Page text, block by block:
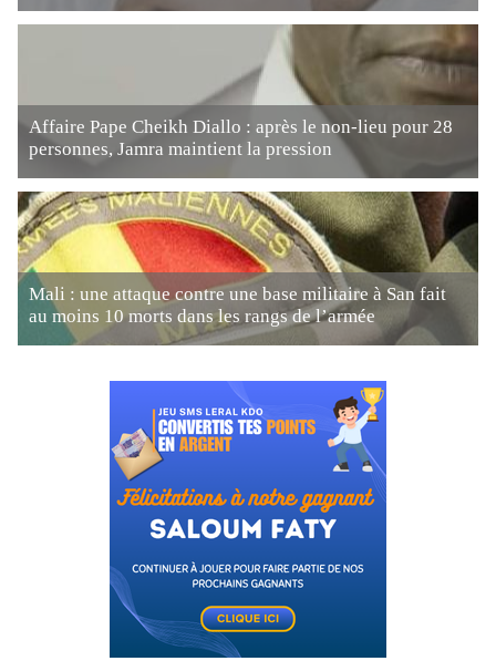
Affaire Pape Cheikh Diallo : après le non-lieu pour 28
personnes, Jamra maintient la pression
Mali : une attaque contre une base militaire à San fait
au moins 10 morts dans les rangs de l’armée